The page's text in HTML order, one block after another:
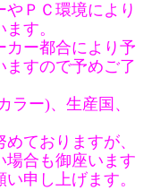
ＰＣ環境により
す。
ー都合により予
ますので予めご了
ラー)、生産国、
ておりますが、
場合も御座います
申し上げます。